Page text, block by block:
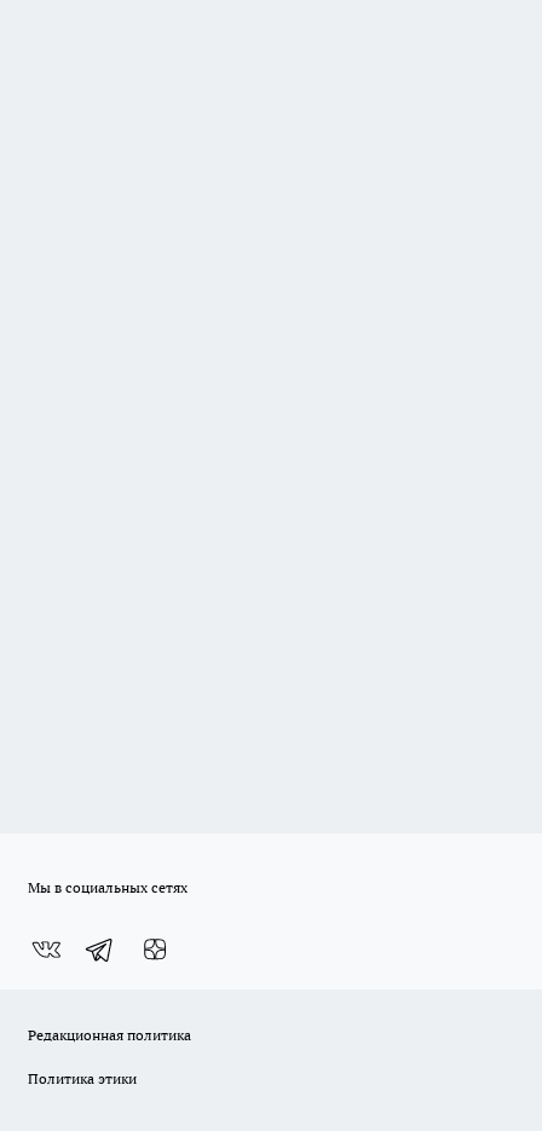
Мы в социальных сетях
Редакционная политика
Политика этики